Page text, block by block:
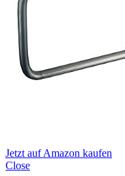
Jetzt auf Amazon kaufen
Close